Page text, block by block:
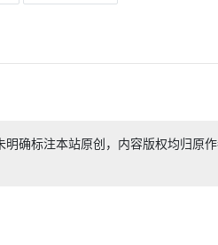
确标注本站原创，内容版权均归原